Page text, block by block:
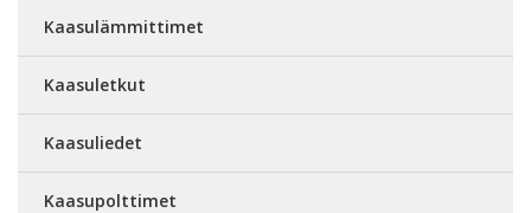
Kaasulämmittimet
Kaasuletkut
Kaasuliedet
Kaasupolttimet